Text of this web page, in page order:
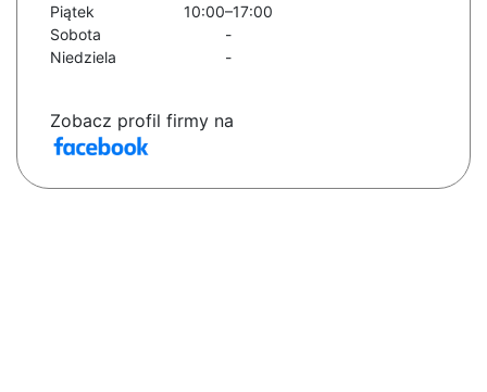
Piątek
10:00–17:00
Sobota
-
Niedziela
-
Zobacz profil firmy na